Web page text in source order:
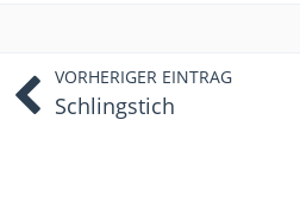
VORHERIGER EINTRAG
Schlingstich